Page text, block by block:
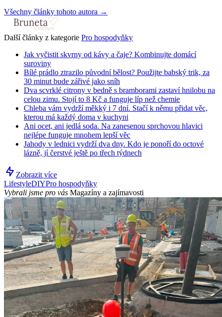
Všechny články tohoto autora →
Další články z kategorie Pro hospodyňky
Jak vyčistit skvrny od kávy a čaje? Kombinujte domácí
suroviny
Bílé prádlo ztrazilo původní bělost? Použijte babský trik, za
30 minut bude zářivé jako sníh
Dva scvrklé citrony v bedně s bramborami zastaví hnilobu na
celou zimu. Stojí to 8 Kč a funguje líp než chemie
Chleba vám vydrží měkký i 7 dní. Stačí k němu přidat věc,
kterou má každý doma v kuchyni
Ani ocet, ani jedlá soda. Na zanesenou sprchovou hlavici
nejlépe funguje mnohem lepší věc
Jahody v lednici vydrží dva dny. Kdo je ponoří do octové
lázně, jí čerstvé ještě po třech týdnech
Zobrazit více
LifestyleDIYPro hospodyňky
Vybrali jsme pro vás Magazíny a zajímavosti